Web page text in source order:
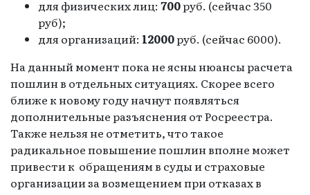
для физических лиц: 700руб. (сейчас 350
руб);
для организаций: 12000руб. (сейчас 6000).
На данный момент пока не ясны нюансы расчета
пошлин в отдельных ситуациях. Скорее всего
ближе к новому году начнут появляться
дополнительные разъяснения от Росреестра.
Также нельзя не отметить, что такое
радикальное повышение пошлин вполне может
привести к обращениям в суды и страховые
организации за возмещением при отказах в